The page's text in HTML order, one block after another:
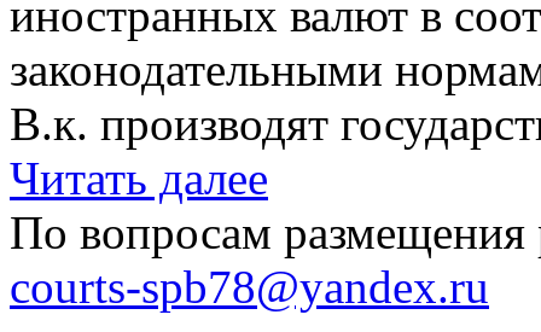
иностранных валют в
законодательными
В.к. производят
Читать далее
По вопросам размещения
courts-spb78@yandex.ru